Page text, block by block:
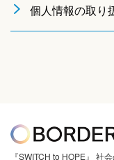
個人情報の取り
『SWITCH to HOPE』 社